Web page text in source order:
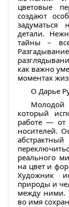
цветовые
создают
детали.
тайны –
как важно
моментах
О Дарье
который
работе — от
носителей.
реального
на цвет и
Художник
природы и
между ними.
во имя